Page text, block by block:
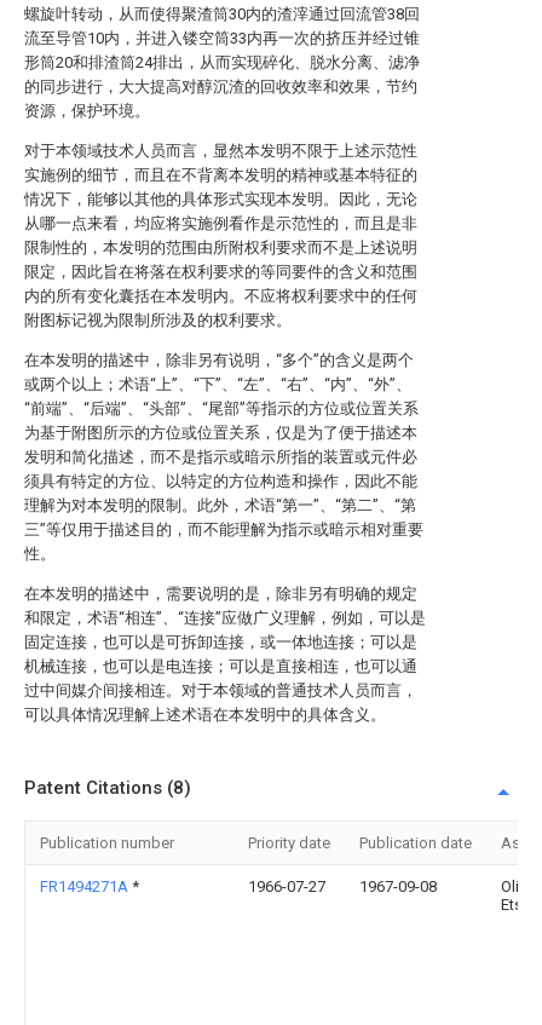
螺旋叶转动，从而使得聚渣筒30内的渣滓通过回流管38回
流至导管10内，并进入镂空筒33内再一次的挤压并经过锥
形筒20和排渣筒24排出，从而实现碎化、脱水分离、滤净
的同步进行，大大提高对醇沉渣的回收效率和效果，节约
资源，保护环境。
对于本领域技术人员而言，显然本发明不限于上述示范性
实施例的细节，而且在不背离本发明的精神或基本特征的
情况下，能够以其他的具体形式实现本发明。因此，无论
从哪一点来看，均应将实施例看作是示范性的，而且是非
限制性的，本发明的范围由所附权利要求而不是上述说明
限定，因此旨在将落在权利要求的等同要件的含义和范围
内的所有变化囊括在本发明内。不应将权利要求中的任何
附图标记视为限制所涉及的权利要求。
在本发明的描述中，除非另有说明，“多个”的含义是两个
或两个以上；术语“上”、“下”、“左”、“右”、“内”、“外”、
“前端”、“后端”、“头部”、“尾部”等指示的方位或位置关系
为基于附图所示的方位或位置关系，仅是为了便于描述本
发明和简化描述，而不是指示或暗示所指的装置或元件必
须具有特定的方位、以特定的方位构造和操作，因此不能
理解为对本发明的限制。此外，术语“第一”、“第二”、“第
三”等仅用于描述目的，而不能理解为指示或暗示相对重要
性。
在本发明的描述中，需要说明的是，除非另有明确的规定
和限定，术语“相连”、“连接”应做广义理解，例如，可以是
固定连接，也可以是可拆卸连接，或一体地连接；可以是
机械连接，也可以是电连接；可以是直接相连，也可以通
过中间媒介间接相连。对于本领域的普通技术人员而言，
可以具体情况理解上述术语在本发明中的具体含义。
Patent Citations (8)
Publication number Priority date Publication date
FR1494271A * 1966-07-27 1967-09-08
Olier
Ets A